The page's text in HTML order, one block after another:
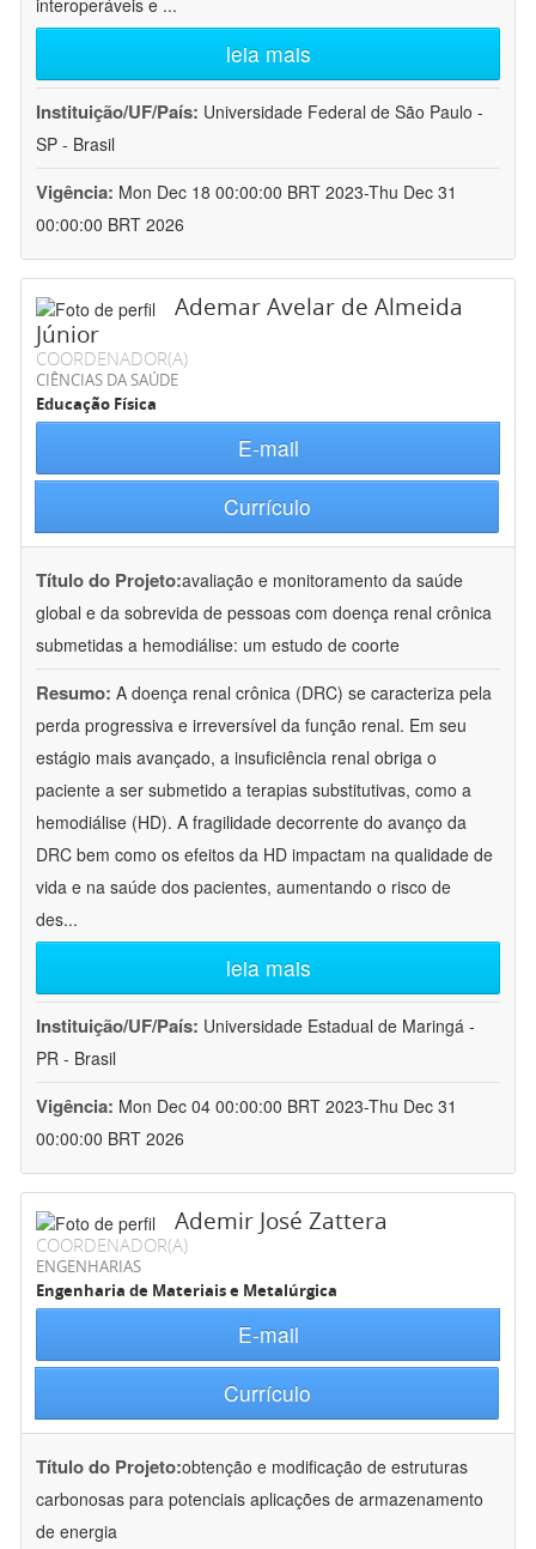
interoperáveis e ...
leia mais
Instituição/UF/País: Universidade Federal de São Paulo -
SP - Brasil
Vigência: Mon Dec 18 00:00:00 BRT 2023-Thu Dec 31
00:00:00 BRT 2026
Ademar Avelar de Almeida
Júnior
COORDENADOR(A)
CIÊNCIAS DA SAÚDE
Educação Física
E-mail
Currículo
Título do Projeto:avaliação e monitoramento da saúde
global e da sobrevida de pessoas com doença renal crônica
submetidas a hemodiálise: um estudo de coorte
Resumo: A doença renal crônica (DRC) se caracteriza pela
perda progressiva e irreversível da função renal. Em seu
estágio mais avançado, a insuficiência renal obriga o
paciente a ser submetido a terapias substitutivas, como a
hemodiálise (HD). A fragilidade decorrente do avanço da
DRC bem como os efeitos da HD impactam na qualidade de
vida e na saúde dos pacientes, aumentando o risco de
des...
leia mais
Instituição/UF/País: Universidade Estadual de Maringá -
PR - Brasil
Vigência: Mon Dec 04 00:00:00 BRT 2023-Thu Dec 31
00:00:00 BRT 2026
Ademir José Zattera
COORDENADOR(A)
ENGENHARIAS
Engenharia de Materiais e Metalúrgica
E-mail
Currículo
Título do Projeto:obtenção e modificação de estruturas
carbonosas para potenciais aplicações de armazenamento
de energia